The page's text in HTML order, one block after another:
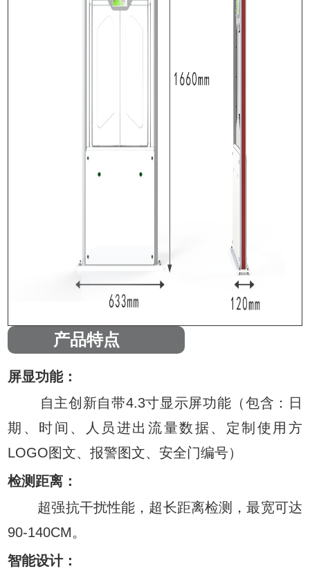
产品特点
屏显功能：
自主创新自带4.3寸显示屏功能（包含：日
期、时间、人员进出流量数据、定制使用方
LOGO图文、报警图文、安全门编号）
检测距离：
超强抗干扰性能，超长距离检测，最宽可达
90-140CM。
智能设计：